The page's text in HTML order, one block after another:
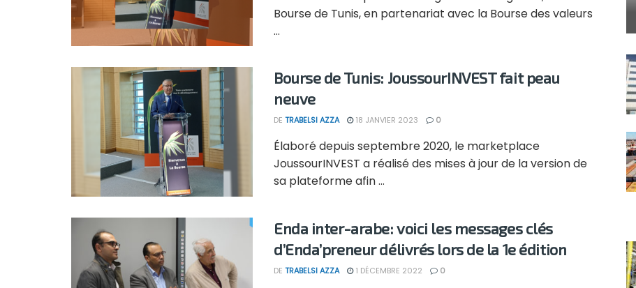
Bourse de Tunis, en partenariat avec la Bourse des valeurs
...
Bourse de Tunis: JoussourINVEST fait peau
neuve
DE TRABELSI AZZA 18 JANVIER 2023 0
Élaboré depuis septembre 2020, le marketplace
JoussourINVEST a réalisé des mises à jour de la version de
sa plateforme afin ...
Enda inter-arabe: voici les messages clés
d’Enda’preneur délivrés lors de la 1e édition
DE TRABELSI AZZA 1 DÉCEMBRE 2022 0